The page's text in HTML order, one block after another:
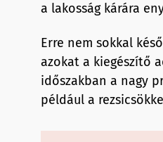
a lakosság kárára
Erre nem sokkal
azokat a kiegészítő
időszakban a nagy
például a